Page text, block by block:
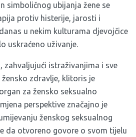
simboličnog ubijanja žene se
protiv histerije, jarosti i
u nekim kulturama djevojčice
uskraćeno uživanje.
zahvaljujući istraživanjima i sve
zdravlje, klitoris je
za žensko seksualno
perspektive značajno je
ženskog seksualnog
da otvoreno govore o svom tijelu